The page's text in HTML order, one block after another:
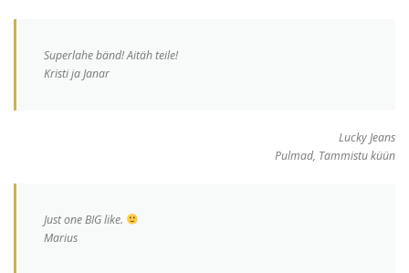
Superlahe bänd! Aitäh teile!
Kristi ja Janar
Lucky Jeans
Pulmad, Tammistu küün
Just one BIG like.
‎Marius